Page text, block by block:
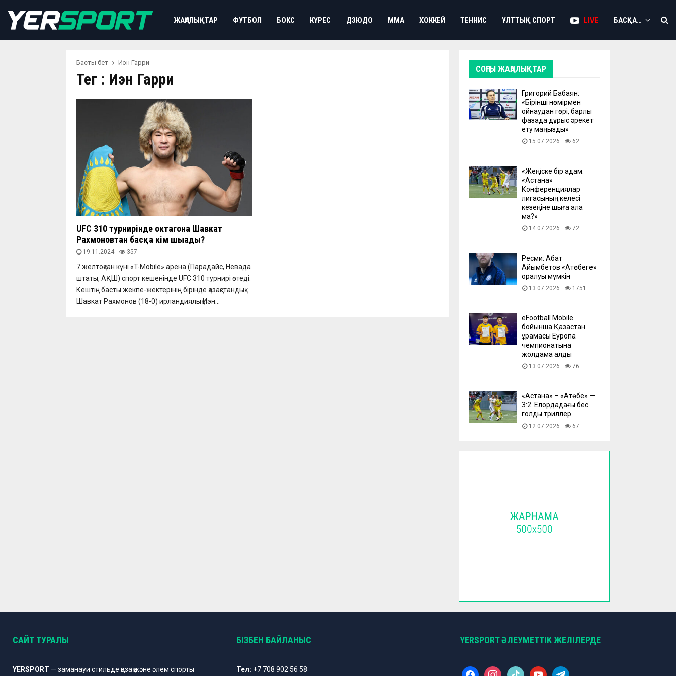
ЖАҢАЛЫҚТАР ФУТБОЛ БОКС КҮРЕС ДЗЮДО ММА ХОККЕЙ ТЕННИС ҰЛТТЫҚ СПОРТ LIVE БАСҚА…
Басты бет Иэн Гарри
Тег : Иэн Гарри
UFC 310 турнирінде октагонға Шавкат
Рахмоновтан басқа кім шығады?
19.11.2024 357
7 желтоқсан күні «T-Mobile» арена (Парадайс, Невада
штаты, АҚШ) спорт кешенінде UFC 310 турнирі өтеді.
Кештің басты жекпе-жектерінің бірінде қазақстандық
Шавкат Рахмонов (18-0) ирландиялық Иэн...
СОҢҒЫ ЖАҢАЛЫҚТАР
Григорий Бабаян:
«Бірінші нөмірмен
ойнаудан гөрі, барлық
фазада дұрыс әрекет
ету маңызды»
15.07.2026 62
«Жеңіске бір қадам:
«Астана»
Конференциялар
лигасының келесі
кезеңіне шыға ала
ма?»
14.07.2026 72
Ресми: Абат
Айымбетов «Ақтөбеге»
оралуы мүмкін
13.07.2026 1751
eFootball Mobile
бойынша Қазақстан
құрамасы Еуропа
чемпионатына
жолдама алды
13.07.2026 76
​«Астана» – «Ақтөбе» —
3:2. Елордадағы бес
голдық триллер
12.07.2026 67
САЙТ ТУРАЛЫ
YERSPORT — заманауи стильде қазақ және әлем спорты
БІЗБЕН БАЙЛАНЫС
Тел: +7 708 902 56 58
YERSPORT ӘЛЕУМЕТТІК ЖЕЛІЛЕРДЕ
f i t y t